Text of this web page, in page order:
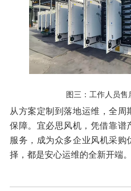
图三：工作人员售
从方案定制到落地运维，全周
保障。宜必思风机，凭借靠谱
服务，成为众多企业风机采购
择，都是安心运维的全新开端。